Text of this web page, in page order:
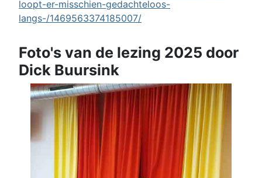
loopt-er-misschien-gedachteloos-
langs-/1469563374185007/
Foto's van de lezing 2025 door
Dick Buursink